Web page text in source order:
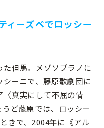
ィーズベでロッシー
但馬。メゾソプラノに
ーニで、藤原歌劇団に
真実にして不屈の情
ど藤原では、ロッシー
きで、2004年に《アル